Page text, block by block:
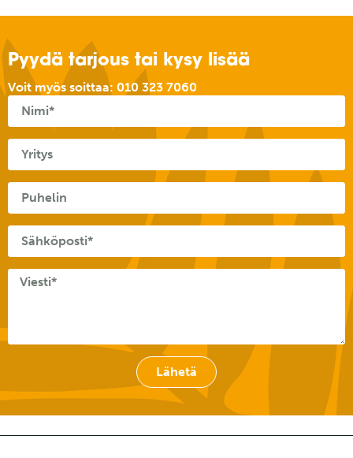
Pyydä tarjous tai kysy lisää
Voit myös soittaa: 010 323 7060
Lähetä